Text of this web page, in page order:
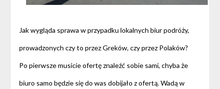
Jak wygląda sprawa w przypadku lokalnych biur podróży,
prowadzonych czy to przez Greków, czy przez Polaków?
Po pierwsze musicie ofertę znaleźć sobie sami, chyba że
biuro samo będzie się do was dobijało z ofertą. Wadą w